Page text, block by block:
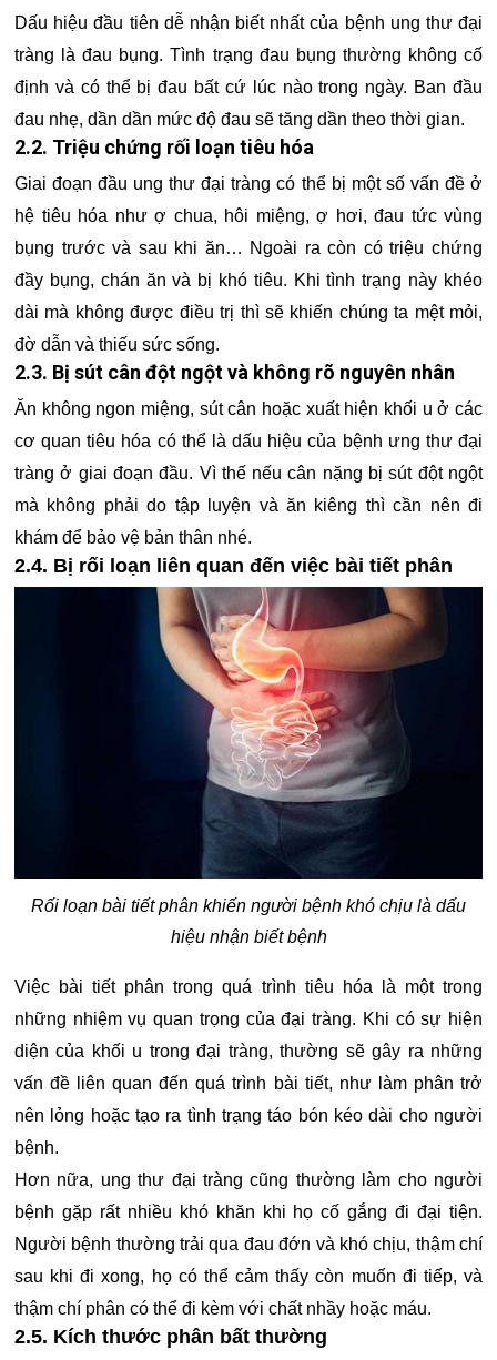
Dấu hiệu đầu tiên dễ nhận biết nhất của bệnh ung thư đại
tràng là đau bụng. Tình trạng đau bụng thường không cố
định và có thể bị đau bất cứ lúc nào trong ngày. Ban đầu
đau nhẹ, dần dần mức độ đau sẽ tăng dần theo thời gian.
2.2. Triệu chứng rối loạn tiêu hóa
Giai đoạn đầu ung thư đại tràng có thể bị một số vấn đề ở
hệ tiêu hóa như ợ chua, hôi miệng, ợ hơi, đau tức vùng
bụng trước và sau khi ăn… Ngoài ra còn có triệu chứng
đầy bụng, chán ăn và bị khó tiêu. Khi tình trạng này khéo
dài mà không được điều trị thì sẽ khiến chúng ta mệt mỏi,
đờ dẫn và thiếu sức sống.
2.3. Bị sút cân đột ngột và không rõ nguyên nhân
Ăn không ngon miệng, sút cân hoặc xuất hiện khối u ở các
cơ quan tiêu hóa có thể là dấu hiệu của bệnh ưng thư đại
tràng ở giai đoạn đầu. Vì thế nếu cân nặng bị sút đột ngột
mà không phải do tập luyện và ăn kiêng thì cần nên đi
khám để bảo vệ bản thân nhé.
2.4. Bị rối loạn liên quan đến việc bài tiết phân
Rối loạn bài tiết phân khiến người bệnh khó chịu là dấu
hiệu nhận biết bệnh
Việc bài tiết phân trong quá trình tiêu hóa là một trong
những nhiệm vụ quan trọng của đại tràng. Khi có sự hiện
diện của khối u trong đại tràng, thường sẽ gây ra những
vấn đề liên quan đến quá trình bài tiết, như làm phân trở
nên lỏng hoặc tạo ra tình trạng táo bón kéo dài cho người
bệnh.
Hơn nữa, ung thư đại tràng cũng thường làm cho người
bệnh gặp rất nhiều khó khăn khi họ cố gắng đi đại tiện.
Người bệnh thường trải qua đau đớn và khó chịu, thậm chí
sau khi đi xong, họ có thể cảm thấy còn muốn đi tiếp, và
thậm chí phân có thể đi kèm với chất nhầy hoặc máu.
2.5. Kích thước phân bất thường